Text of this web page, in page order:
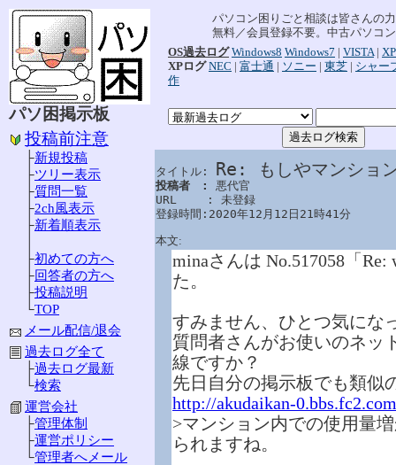
パソ困掲示板
投稿前注意
├新規投稿
├ツリー表示
├質問一覧
├2ch風表示
├新着順表示
├初めての方へ
├回答者の方へ
├投稿説明
└TOP
メール配信/退会
過去ログ全て
├過去ログ最新
└検索
運営会社
├管理体制
├運営ポリシー
└管理者へメール
パソコン困りごと相談は皆さんの
無料／会員登録不要。中古パソコ
OS過去ログ Windows8 Windows7 | VISTA| XP
XPログ NEC | 富士通 | ソニー | 東芝 | シャー
作
タイトル: Re: もしやマンショ
投稿者　: 悪代官
URL　　 : 未登録
登録時間:2020年12月12日21時41分
本文:
minaさんは No.517058「
た。
すみません、ひとつ気にな
質問者さんがお使いのネッ
線ですか？
先日自分の掲示板でも類似
http://akudaikan-
>マンション内での使用量
られますね。